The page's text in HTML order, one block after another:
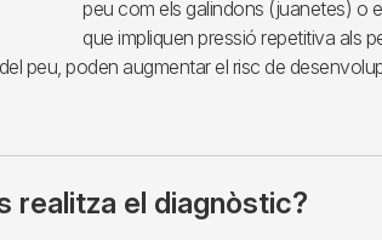
peu com els galindons (juanetes) o
que impliquen pressió repetitiva als
peu, poden augmentar el risc de
realitza el diagnòstic?